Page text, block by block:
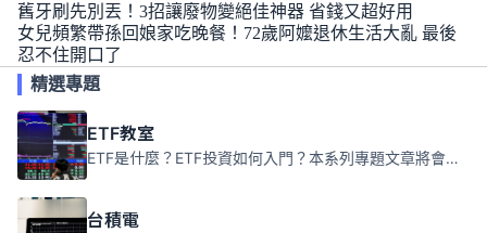
舊牙刷先別丟！3招讓廢物變絕佳神器 省錢又超好用
女兒頻繁帶孫回娘家吃晚餐！72歲阿嬤退休生活大亂 最後
忍不住開口了
精選專題
ETF教室
ETF是什麼？ETF投資如何入門？本系列專題文章將會告訴你新手必須知道的ETF基礎知識。
台積電